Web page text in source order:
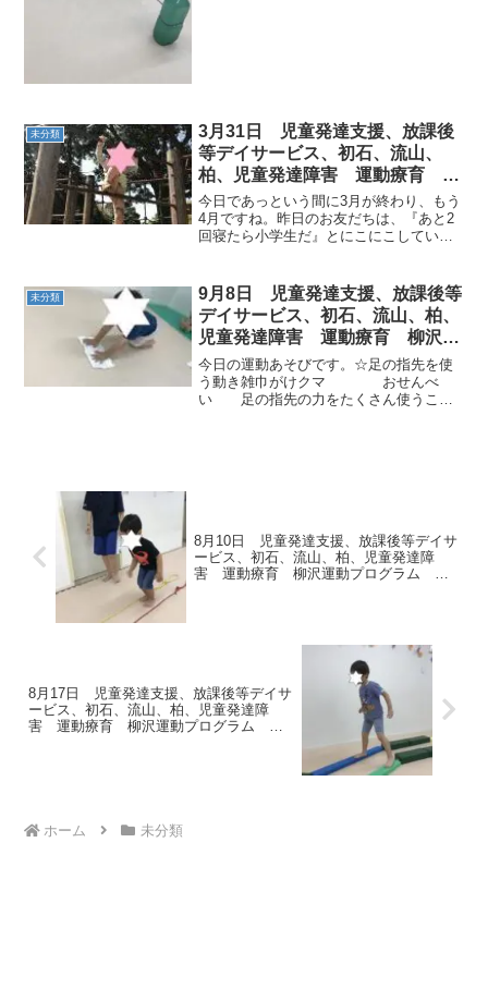
未分類
3月31日 児童発達支援、放課後
等デイサービス、初石、流山、
柏、児童発達障害 運動療育 柳
沢運動プログラム こどもプラス
（発達気になる 発達障害 放デ
イ 自閉症 学習障害 LD
今日であっという間に3月が終わり、もう
4月ですね。昨日のお友だちは、『あと2
回寝たら小学生だ』とにこにこしていま
日は春休みの土曜日だったためか、お友
だちが少なかったので午前中は公...
未分類
9月8日 児童発達支援、放課後等
デイサービス、初石、流山、柏、
児童発達障害 運動療育 柳沢運
動プログラム こども発達気にな
る 発達障害 放デ
今日の運動あそびです。☆足の指先を使
う動き雑巾がけクマ おせんべ
い 足の指先の力をたくさん使うこと
8月10日 児童発達支援、放課後等デイサ
ービス、初石、流山、柏、児童発達障
害 運動療育 柳沢運動プログラム こ
8月17日 児童発達支援、放課後等デイサ
ービス、初石、流山、柏、児童発達障
害 運動療育 柳沢運動プログラム こ
ホーム 未分類